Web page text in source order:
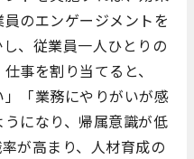
のエンゲージメントを
、従業員一人ひとりの
事を割り当てると、
」「業務にやりがいが感
になり、帰属意識が低
が高まり、人材育成の